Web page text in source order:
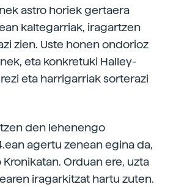
astro horiek gertaera
kaltegarriak, iragartzen
zien. Uste honen ondorioz
eta konkretuki Halley-
eta harrigarriak sorterazi
den lehenengo
agertu zenean egina da,
Orduan ere, uzta
iragarkitzat hartu zuten.